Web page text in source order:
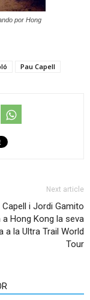
por Hong
Pau Capell
Next article
Capell i Jordi Gamito
Hong Kong la seva
a la Ultra Trail World
Tour